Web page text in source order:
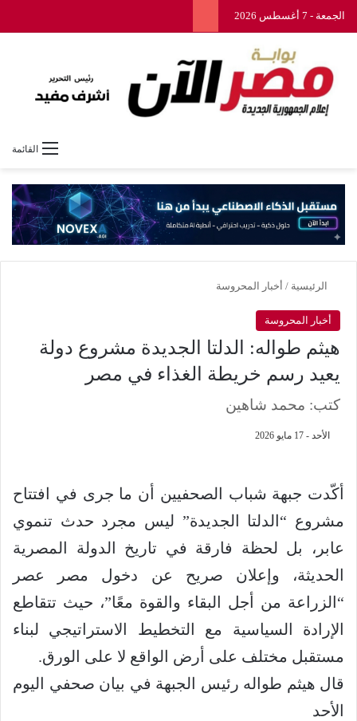
الجمعة - 7 أغسطس 2026
القائمة
الرئيسية / أخبار المحروسة
أخبار المحروسة
هيثم طواله: الدلتا الجديدة مشروع دولة
يعيد رسم خريطة الغذاء في مصر
كتب: محمد شاهين
الأحد - 17 مايو 2026
أكّدت جبهة شباب الصحفيين أن ما جرى في افتتاح
مشروع “الدلتا الجديدة” ليس مجرد حدث تنموي
عابر، بل لحظة فارقة في تاريخ الدولة المصرية
الحديثة، وإعلان صريح عن دخول مصر عصر
“الزراعة من أجل البقاء والقوة معًا”، حيث تتقاطع
الإرادة السياسية مع التخطيط الاستراتيجي لبناء
مستقبل مختلف على أرض الواقع لا على الورق.
قال هيثم طواله رئيس الجبهة في بيان صحفي اليوم
الأحد